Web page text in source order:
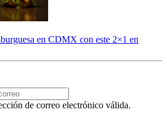
en CDMX con este 2×1 en
de correo electrónico válida.